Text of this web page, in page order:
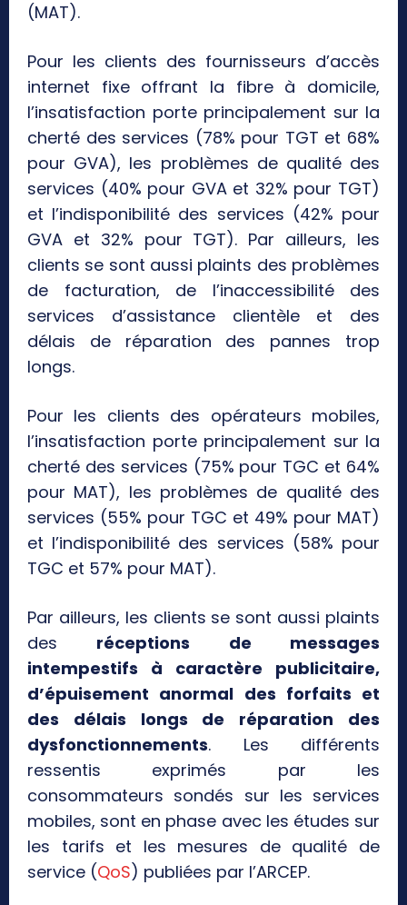
(MAT).
Pour les clients des fournisseurs d’accès
internet fixe offrant la fibre à domicile,
l’insatisfaction porte principalement sur la
cherté des services (78% pour TGT et 68%
pour GVA), les problèmes de qualité des
services (40% pour GVA et 32% pour TGT)
et l’indisponibilité des services (42% pour
GVA et 32% pour TGT). Par ailleurs, les
clients se sont aussi plaints des problèmes
de facturation, de l’inaccessibilité des
services d’assistance clientèle et des
délais de réparation des pannes trop
longs.
Pour les clients des opérateurs mobiles,
l’insatisfaction porte principalement sur la
cherté des services (75% pour TGC et 64%
pour MAT), les problèmes de qualité des
services (55% pour TGC et 49% pour MAT)
et l’indisponibilité des services (58% pour
TGC et 57% pour MAT).
Par ailleurs, les clients se sont aussi plaints
des réceptions de messages
intempestifs à caractère publicitaire,
d’épuisement anormal des forfaits et
des délais longs de réparation des
dysfonctionnements. Les différents
ressentis exprimés par les
consommateurs sondés sur les services
mobiles, sont en phase avec les études sur
les tarifs et les mesures de qualité de
service (QoS) publiées par l’ARCEP.